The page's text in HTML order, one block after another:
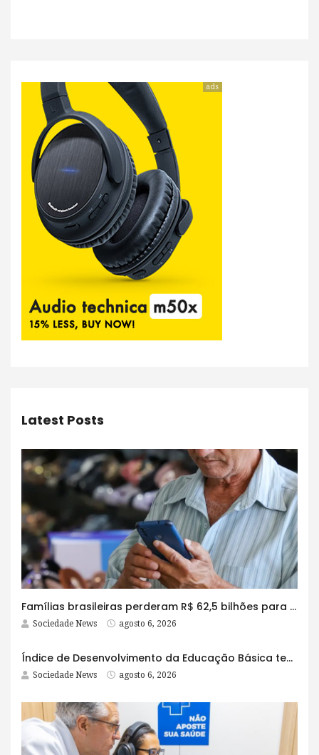
ads
Latest Posts
Famílias brasileiras perderam R$ 62,5 bilhões para bets em 2025
Sociedade News agosto 6, 2026
Índice de Desenvolvimento da Educação Básica tem elevação em todas as etapas
Sociedade News agosto 6, 2026